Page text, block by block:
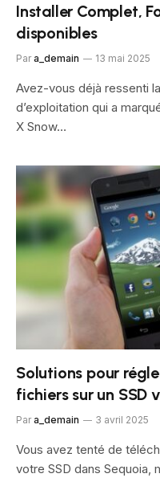
Installer Complet,
disponibles
Par a_demain 13 mai 2025
Avez-vous déjà ressenti
d’exploitation qui a
X Snow…
Solutions pour
fichiers sur un SSD
Par a_demain 3 avril 2025
Vous avez tenté de
votre SSD dans Sequoia,